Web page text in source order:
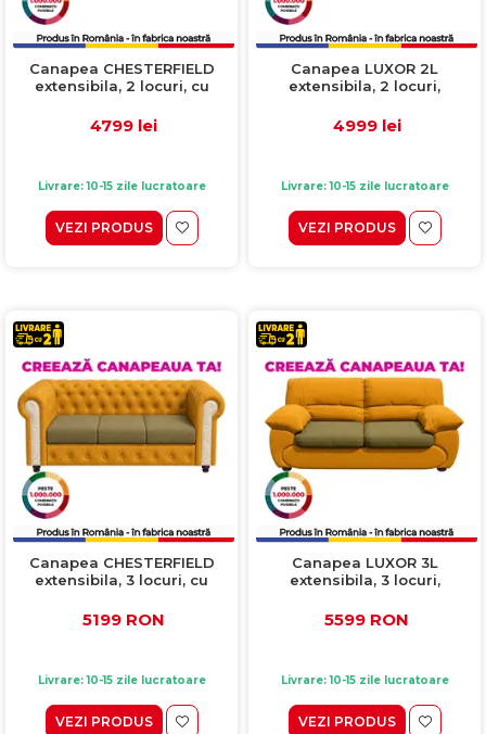
Canapea CHESTERFIELD
extensibila, 2 locuri, cu
Configurator 3D
4799 lei
Livrare: 10-15 zile lucratoare
VEZI PRODUS
Canapea LUXOR 2L
extensibila, 2 locuri,
3D
4999 lei
Livrare: 10-15 zile lucratoare
VEZI PRODUS
Canapea CHESTERFIELD
extensibila, 3 locuri, cu
Configurator 3D
5199 RON
Livrare: 10-15 zile lucratoare
VEZI PRODUS
Canapea LUXOR 3L
extensibila, 3 locuri,
3D
5599 RON
Livrare: 10-15 zile lucratoare
VEZI PRODUS